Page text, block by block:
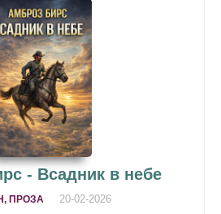
- Всадник в небе
ПРОЗА 20-02-2026